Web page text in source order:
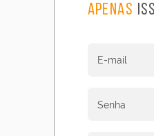
do jogo
Apenas
E-mail
Senha